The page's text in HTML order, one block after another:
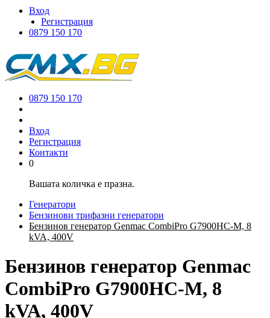
Вход
Регистрация
0879 150 170
0879 150 170
Вход
Регистрация
Контакти
0
Вашата количка е празна.
Генератори
Бензинови трифазни генератори
Бензинов генератор Genmac CombiPro G7900HC-M, 8
kVA, 400V
Бензинов генератор Genmac
CombiPro G7900HC-M, 8
kVA, 400V